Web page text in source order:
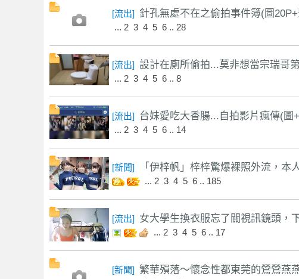
質
[流出] 針孔無處不在之偷拍事件簿(圖
... 2 3 4 5 6 .. 28
[流出] 設計在廁所偷拍...莫非想當宗瑞哥
... 2 3 4 5 6 .. 8
[流出] 台妹愛吃大香腸...自拍影片瘋傳(圖
... 2 3 4 5 6 .. 14
[新聞] 「伊梓帆」梓梓驚爆裸照外流，本
... 2 3 4 5 6 .. 185
[流出] 女大學生換衣服忘了關視訊鏡頭，
... 2 3 4 5 6 .. 17
[新聞] 繁華殞落～懷念性都東莞的鶯鶯燕